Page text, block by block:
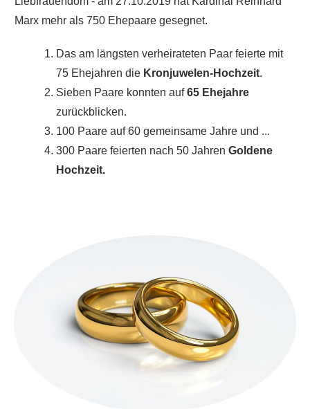
Marx mehr als 750 Ehepaare gesegnet.
Das am längsten verheirateten Paar feierte mit
75 Ehejahren die Kronjuwelen-Hochzeit.
Sieben Paare konnten auf65 Ehejahre
zurückblicken.
100 Paare auf 60 gemeinsame Jahre und ...
300 Paare feierten nach 50 Jahren Goldene
Hochzeit.